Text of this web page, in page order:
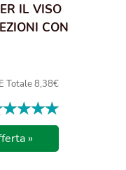
IL VISO
CON
Totale 8,38€
»